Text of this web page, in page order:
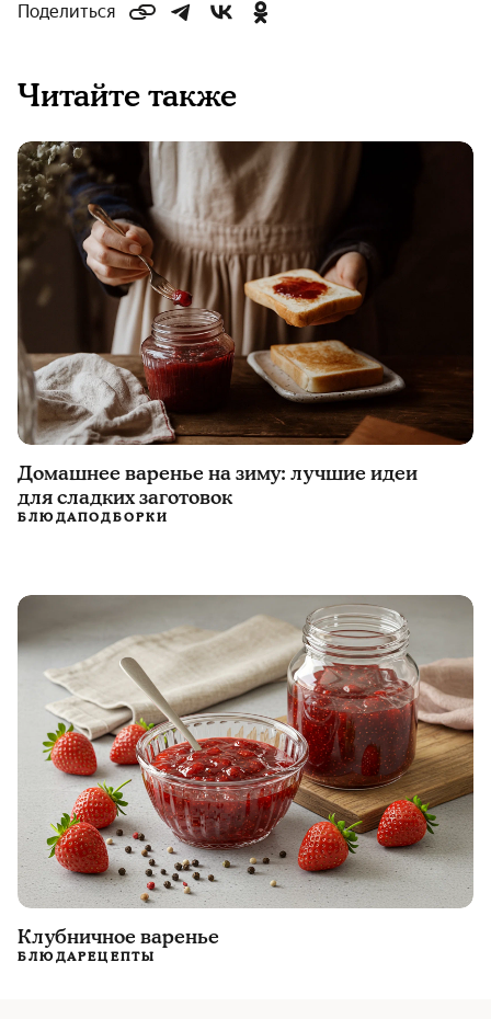
Поделиться
Читайте также
Домашнее варенье на зиму: лучшие идеи
для сладких заготовок
БЛЮДАПОДБОРКИ
Клубничное варенье
БЛЮДАРЕЦЕПТЫ